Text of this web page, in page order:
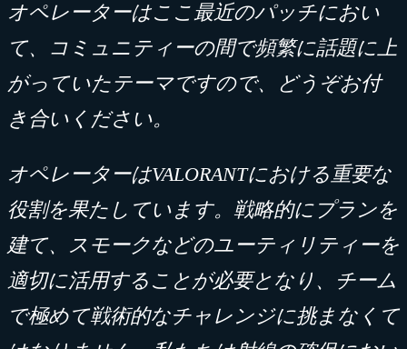
オペレーターはここ最近のパッチにおい
て、コミュニティーの間で頻繁に話題に上
がっていたテーマですので、どうぞお付
き合いください。
オペレーターはVALORANTにおける重要な
役割を果たしています。戦略的にプランを
建て、スモークなどのユーティリティーを
適切に活用することが必要となり、チーム
で極めて戦術的なチャレンジに挑まなくて